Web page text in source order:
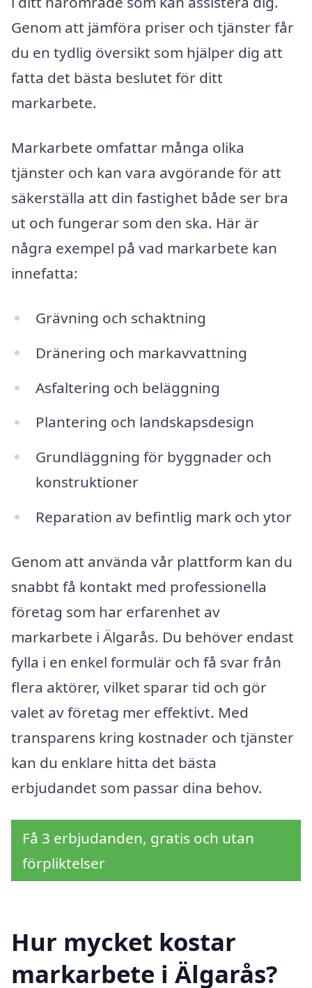
Genom att jämföra priser och tjänster får
du en tydlig översikt som hjälper dig att
fatta det bästa beslutet för ditt
markarbete.
Markarbete omfattar många olika
tjänster och kan vara avgörande för att
säkerställa att din fastighet både ser bra
ut och fungerar som den ska. Här är
några exempel på vad markarbete kan
innefatta:
Grävning och schaktning
Dränering och markavvattning
Asfaltering och beläggning
Plantering och landskapsdesign
Grundläggning för byggnader och
konstruktioner
Reparation av befintlig mark och ytor
Genom att använda vår plattform kan du
snabbt få kontakt med professionella
företag som har erfarenhet av
markarbete i Älgarås. Du behöver endast
fylla i en enkel formulär och få svar från
flera aktörer, vilket sparar tid och gör
valet av företag mer effektivt. Med
transparens kring kostnader och tjänster
kan du enklare hitta det bästa
erbjudandet som passar dina behov.
Få 3 erbjudanden, gratis och utan
förpliktelser
Hur mycket kostar
markarbete i Älgarås?